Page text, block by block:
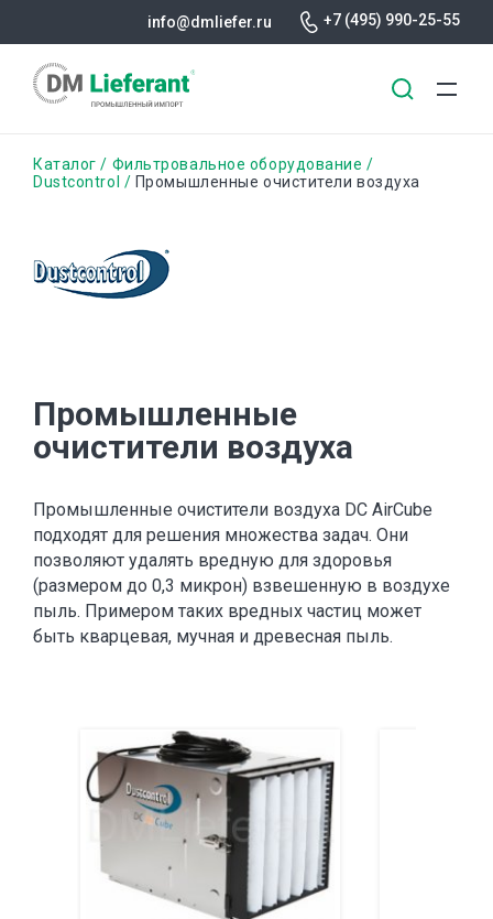
info@dmliefer.ru +7 (495) 990-25-55
Строка
Каталог
Фильтровальное оборудование
Dustcontrol
Промышленные очистители воздуха
Промышленные
очистители воздуха
Промышленные очистители воздуха DC AirCube
подходят для решения множества задач. Они
позволяют удалять вредную для здоровья
(размером до 0,3 микрон) взвешенную в воздухе
пыль. Примером таких вредных частиц может
быть кварцевая, мучная и древесная пыль.